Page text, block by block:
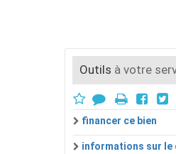
Outils à votre
financer ce bien
informations sur le